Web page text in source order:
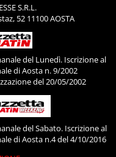
S.R.L.
52 11100 AOSTA
del Lunedì. Iscrizione al
di Aosta n. 9/2002
del 20/05/2002
del Sabato. Iscrizione al
di Aosta n.4 del 4/10/2016